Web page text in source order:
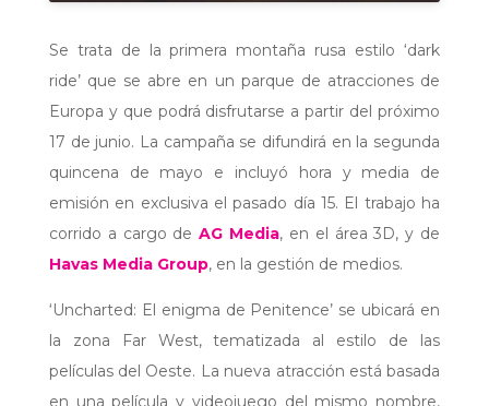
Se trata de la primera montaña rusa estilo ‘dark
ride’ que se abre en un parque de atracciones de
Europa y que podrá disfrutarse a partir del próximo
17 de junio. La campaña se difundirá en la segunda
quincena de mayo e incluyó hora y media de
emisión en exclusiva el pasado día 15. El trabajo ha
corrido a cargo deAG Media, en el área 3D, y de
Havas Media Group, en la gestión de medios.
‘Uncharted: El enigma de Penitence’ se ubicará en
la zona Far West, tematizada al estilo de las
películas del Oeste. La nueva atracción está basada
en una película y videojuego del mismo nombre,